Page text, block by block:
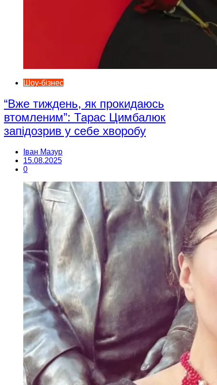
Шоу-бізнес
“Вже тиждень, як прокидаюсь
втомленим”: Тарас Цимбалюк
запідозрив у себе хворобу
Іван Мазур
15.08.2025
0